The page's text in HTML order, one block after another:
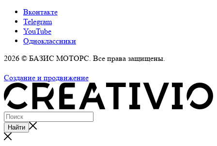
Вконтакте
Telegram
YouTube
Одноклассники
2026 © БАЗИС МОТОРС. Все права защищены.
Создание и продвижение
Найти